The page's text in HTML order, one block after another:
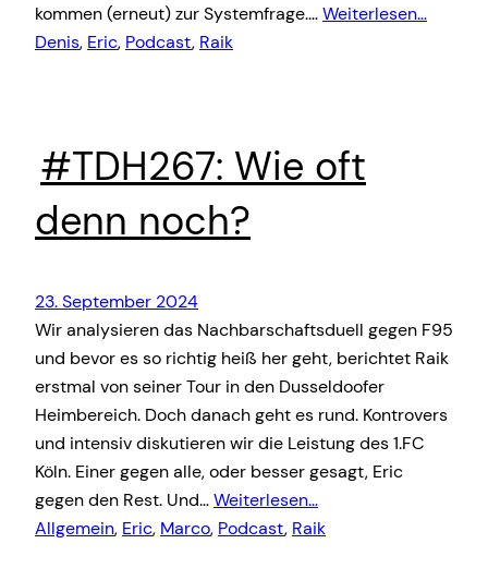
kommen (erneut) zur Systemfrage.…Weiterlesen…
Denis, Eric, Podcast, Raik
#TDH267: Wie oft
denn noch?
23. September 2024
Wir analysieren das Nachbarschaftsduell gegen F95
und bevor es so richtig heiß her geht, berichtet Raik
erstmal von seiner Tour in den Dusseldoofer
Heimbereich. Doch danach geht es rund. Kontrovers
und intensiv diskutieren wir die Leistung des 1.FC
Köln. Einer gegen alle, oder besser gesagt, Eric
gegen den Rest. Und…Weiterlesen…
Allgemein, Eric, Marco, Podcast, Raik